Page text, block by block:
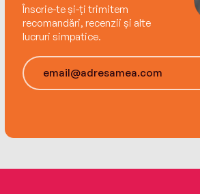
Înscrie-te și-ți trimitem
recomandări, recenzii și alte
lucruri simpatice.